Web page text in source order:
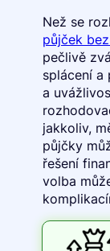
Než se
půjček
pečlivě
splácení a
a
jakkoliv,
půjčky
řešení
volba